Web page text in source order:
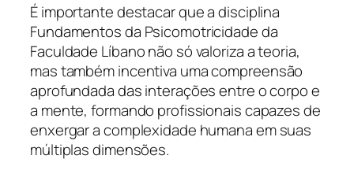
É importante destacar que a disciplina
Fundamentos da Psicomotricidade da
Faculdade Líbano não só valoriza a teoria,
mas também incentiva uma compreensão
aprofundada das interações entre o corpo e
a mente, formando profissionais capazes de
enxergar a complexidade humana em suas
múltiplas dimensões.